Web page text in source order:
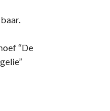
“De